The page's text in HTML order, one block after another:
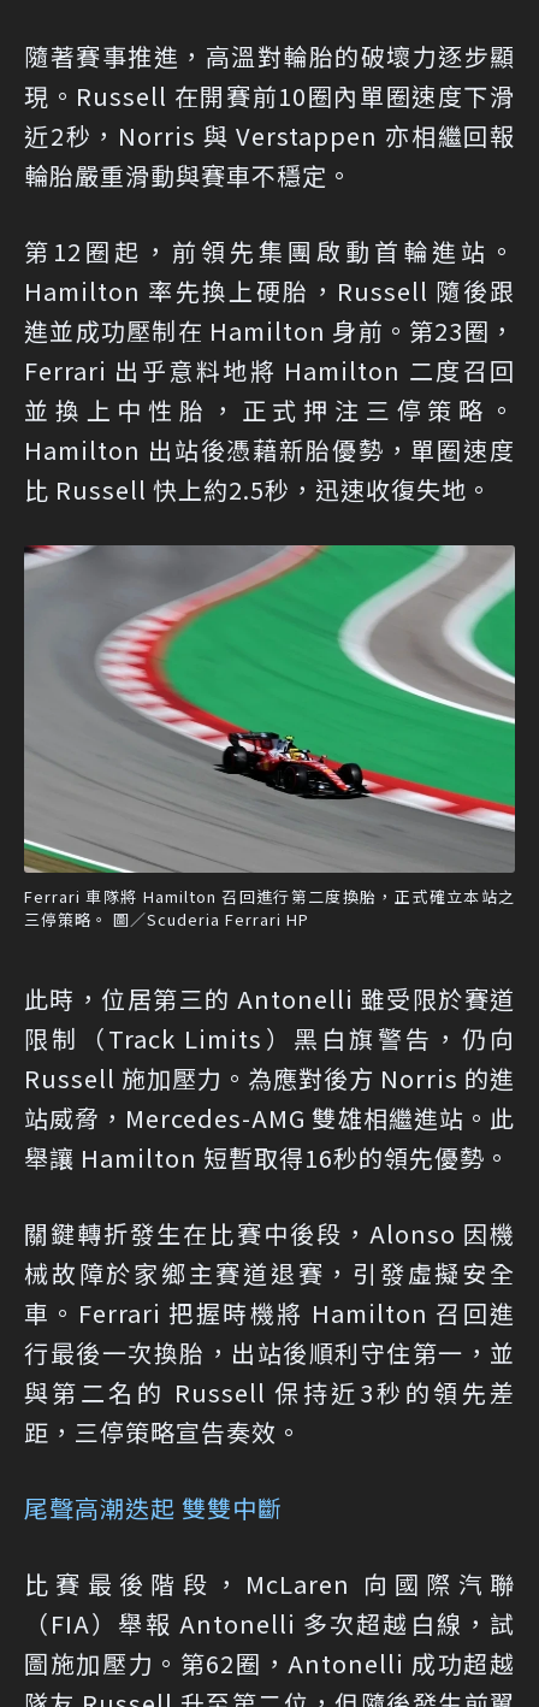
隨著賽事推進，高溫對輪胎的破壞力逐步顯
現。Russell 在開賽前10圈內單圈速度下滑
近2秒，Norris 與 Verstappen 亦相繼回報
輪胎嚴重滑動與賽車不穩定。
第12圈起，前領先集團啟動首輪進站。
Hamilton 率先換上硬胎，Russell 隨後跟
進並成功壓制在 Hamilton 身前。第23圈，
Ferrari 出乎意料地將 Hamilton 二度召回
並換上中性胎，正式押注三停策略。
Hamilton 出站後憑藉新胎優勢，單圈速度
比 Russell 快上約2.5秒，迅速收復失地。
Ferrari 車隊將 Hamilton 召回進行第二度換胎，正式確立本站之
三停策略。 圖／Scuderia Ferrari HP
此時，位居第三的 Antonelli 雖受限於賽道
限制（Track Limits）黑白旗警告，仍向
Russell 施加壓力。為應對後方 Norris 的進
站威脅，Mercedes-AMG 雙雄相繼進站。此
舉讓 Hamilton 短暫取得16秒的領先優勢。
關鍵轉折發生在比賽中後段，Alonso 因機
械故障於家鄉主賽道退賽，引發虛擬安全
車。Ferrari 把握時機將 Hamilton 召回進
行最後一次換胎，出站後順利守住第一，並
與第二名的 Russell 保持近3秒的領先差
距，三停策略宣告奏效。
尾聲高潮迭起 雙雙中斷
比賽最後階段，McLaren 向國際汽聯
（FIA）舉報 Antonelli 多次超越白線，試
圖施加壓力。第62圈，Antonelli 成功超越